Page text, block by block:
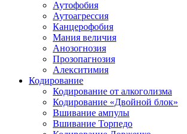
Аутофобия
Аутоагрессия
Канцерофобия
Мания величия
Анозогнозия
Прозопагнозия
Алекситимия
Кодирование
Кодирование от алкоголизма
Кодирование «Двойной блок»
Вшивание ампулы
Вшивание Торпедо